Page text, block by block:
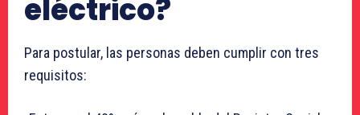
eléctrico?
Para postular, las personas deben cumplir con tres
requisitos: